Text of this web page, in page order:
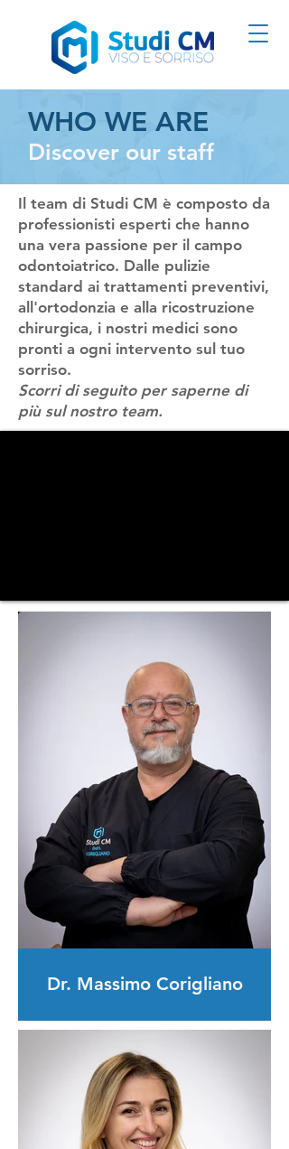
WHO WE ARE
Discover our staff
Il team di Studi CM è composto da
professionisti esperti che hanno
una vera passione per il campo
odontoiatrico. Dalle pulizie
standard ai trattamenti preventivi,
all'ortodonzia e alla ricostruzione
chirurgica, i nostri medici sono
pronti a ogni intervento sul tuo
sorriso.
Scorri di seguito per saperne di
più sul nostro team.
Dr. Massimo Corigliano